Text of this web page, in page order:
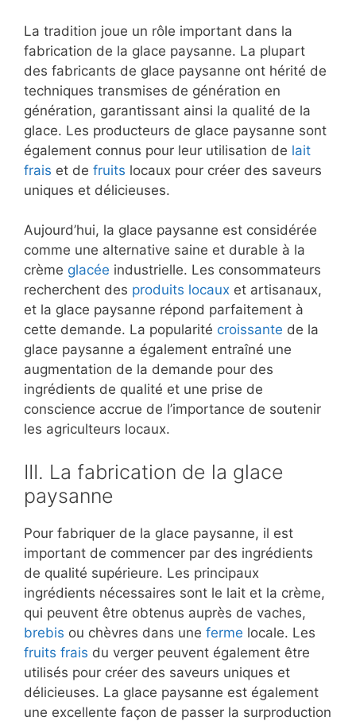
La tradition joue un rôle important dans la
fabrication de la glace paysanne. La plupart
des fabricants de glace paysanne ont hérité de
techniques transmises de génération en
génération, garantissant ainsi la qualité de la
glace. Les producteurs de glace paysanne sont
également connus pour leur utilisation de lait
frais et de fruits locaux pour créer des saveurs
uniques et délicieuses.
Aujourd’hui, la glace paysanne est considérée
comme une alternative saine et durable à la
crème glacée industrielle. Les consommateurs
recherchent des produits locaux et artisanaux,
et la glace paysanne répond parfaitement à
cette demande. La popularité croissante de la
glace paysanne a également entraîné une
augmentation de la demande pour des
ingrédients de qualité et une prise de
conscience accrue de l’importance de soutenir
les agriculteurs locaux.
III. La fabrication de la glace
paysanne
Pour fabriquer de la glace paysanne, il est
important de commencer par des ingrédients
de qualité supérieure. Les principaux
ingrédients nécessaires sont le lait et la crème,
qui peuvent être obtenus auprès de vaches,
brebis ou chèvres dans une ferme locale. Les
fruits frais du verger peuvent également être
utilisés pour créer des saveurs uniques et
délicieuses. La glace paysanne est également
une excellente façon de passer la surproduction